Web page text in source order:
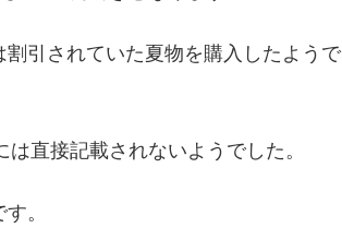
引されていた夏物を購入したようで
直接記載されないようでした。
。